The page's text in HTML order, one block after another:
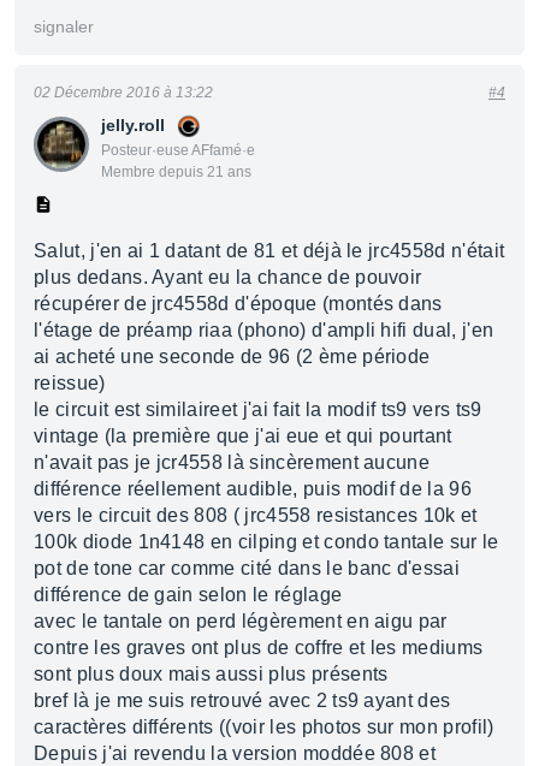
signaler
jelly.roll
Posteur·euse AFfamé·e
Membre depuis 21 ans
02 Décembre 2016 à 13:22 #4
Salut, j'en ai 1 datant de 81 et déjà le jrc4558d n'était
plus dedans. Ayant eu la chance de pouvoir
récupérer de jrc4558d d'époque (montés dans
l'étage de préamp riaa (phono) d'ampli hifi dual, j'en
ai acheté une seconde de 96 (2 ème période
reissue)
le circuit est similaireet j'ai fait la modif ts9 vers ts9
vintage (la première que j'ai eue et qui pourtant
n'avait pas je jcr4558 là sincèrement aucune
différence réellement audible, puis modif de la 96
vers le circuit des 808 ( jrc4558 resistances 10k et
100k diode 1n4148 en cilping et condo tantale sur le
pot de tone car comme cité dans le banc d'essai
différence de gain selon le réglage
avec le tantale on perd légèrement en aigu par
contre les graves ont plus de coffre et les mediums
sont plus doux mais aussi plus présents
bref là je me suis retrouvé avec 2 ts9 ayant des
caractères différents ((voir les photos sur mon profil)
Depuis j'ai revendu la version moddée 808 et